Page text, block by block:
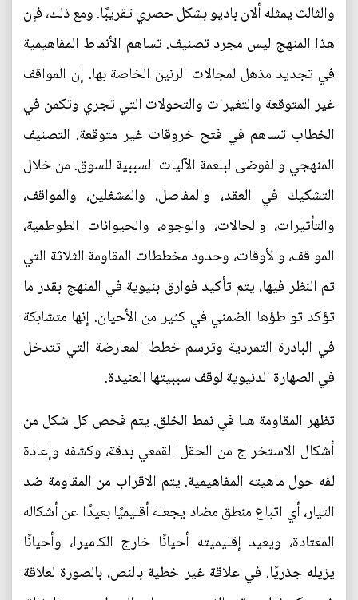
والثالث يمثله ألان باديو بشكل حصري تقريبًا. ومع ذلك، فإن
هذا المنهج ليس مجرد تصنيف. تساهم الأنماط المفاهيمية
في تجديد مذهل لمجالات الرنين الخاصة بها. إن المواقف
غير المتوقعة والتغيرات والتحولات التي تجري وتكمن في
الخطاب تساهم في فتح خروقات غير متوقعة. التصنيف
المنهجي والفوضى لبلعمة الآليات السببية للسوق. من خلال
التشكيك في العقد، والمفاصل، والمشغلين، والمواقف،
والتأثيرات، والحالات، والوجوه، والحيوانات الطوطمية،
المواقف، والأوقات، وحدود مخططات المقاومة الثلاثة التي
تم النظر فيها، يتم تأكيد فوارق بنيوية في المنهج بقدر ما
تؤكد تواطؤها الضمني في كثير من الأحيان. إنها متشابكة
في البادرة التمردية وترسم خطط المعارضة التي تتدخل
في الصهارة الدنيوية لوقف سببيتها العنيدة.
تظهر المقاومة هنا في نمط الخلق. يتم فحص كل شكل من
أشكال الاستخراج من الحقل القمعي بدقة، وكشفه وإعادة
لفه حول ماهيته المفاهيمية. يتم الاقراب من المقاومة ضد
التيار، أي اتباع منطق مضاد يجعله أقليميًا بعيدًا عن أشكاله
المعتادة، ويعيد إقليميته أحيانًا خارج الكاميرا، وأحيانًا
يزيله جذريًا. في علاقة غير خطية بالنص، بالصورة لعلاقة